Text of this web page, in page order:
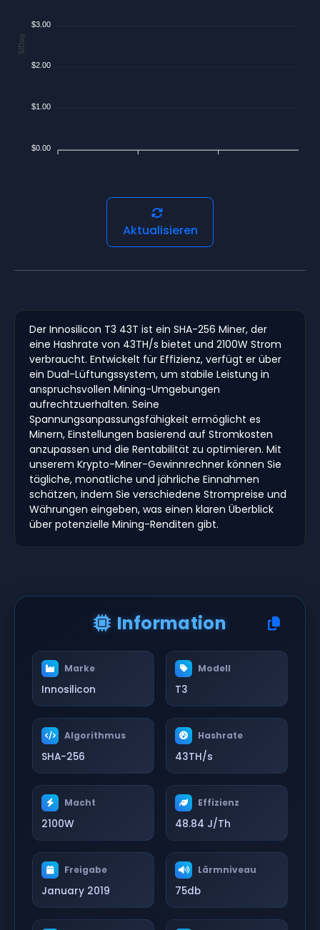
$3.00
$2.00
$1.00
$0.00
$/Day
Aktualisieren
Der Innosilicon T3 43T ist ein SHA-256 Miner, der
eine Hashrate von 43TH/s bietet und 2100W Strom
verbraucht. Entwickelt für Effizienz, verfügt er über
ein Dual-Lüftungssystem, um stabile Leistung in
anspruchsvollen Mining-Umgebungen
aufrechtzuerhalten. Seine
Spannungsanpassungsfähigkeit ermöglicht es
Minern, Einstellungen basierend auf Stromkosten
anzupassen und die Rentabilität zu optimieren. Mit
unserem Krypto-Miner-Gewinnrechner können Sie
tägliche, monatliche und jährliche Einnahmen
schätzen, indem Sie verschiedene Strompreise und
Währungen eingeben, was einen klaren Überblick
über potenzielle Mining-Renditen gibt.
Information
Marke
Innosilicon
Modell
T3
Algorithmus
SHA-256
Hashrate
43TH/s
Macht
2100W
Effizienz
48.84 J/Th
Freigabe
January 2019
Lärmniveau
75db